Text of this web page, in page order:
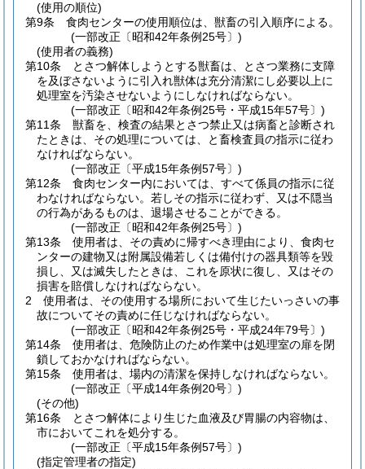
(使用の順位)
第9条
食肉センターの使用順位は、獣畜の引入順序による。
(一部改正〔昭和42年条例25号〕)
(使用者の義務)
第10条
とさつ解体しようとする獣畜は、とさつ業務に支障
を及ぼさないように引入れ獣体は充分清潔にし必要以上に
処理室を汚染させないようにしなければならない。
(一部改正〔昭和42年条例25号・平成15年57号〕)
第11条
獣畜を、検査の結果とさつ禁止又は病畜と診断され
たときは、その処理については、と畜検査員の指示に従わ
なければならない。
(一部改正〔平成15年条例57号〕)
第12条
食肉センター内においては、すべて係員の指示に従
わなければならない。 若しその指示に従わず、又は不隠当
の行為があるものは、退場させることができる。
(一部改正〔昭和42年条例25号〕)
第13条
使用者は、その責めに帰すべき理由により、食肉セ
ンターの建物又は附属設備若しくは備付けの器具類等を毀
損し、又は滅失したときは、これを原状に復し、又はその
損害を賠償しなければならない。
2
使用者は、その使用する場所において生じたいっさいの事
故についてその責めに任じなければならない。
(一部改正〔昭和42年条例25号・平成24年79号〕)
第14条
使用者は、危険防止のため作業中は処理室の扉を閉
鎖しておかなければならない。
第15条
使用者は、場内の清潔を保持しなければならない。
(一部改正〔平成14年条例20号〕)
(その他)
第16条
とさつ解体により生じた血液及び胃腸の内容物は、
市においてこれを処分する。
(一部改正〔平成15年条例57号〕)
(指定管理者の指定)